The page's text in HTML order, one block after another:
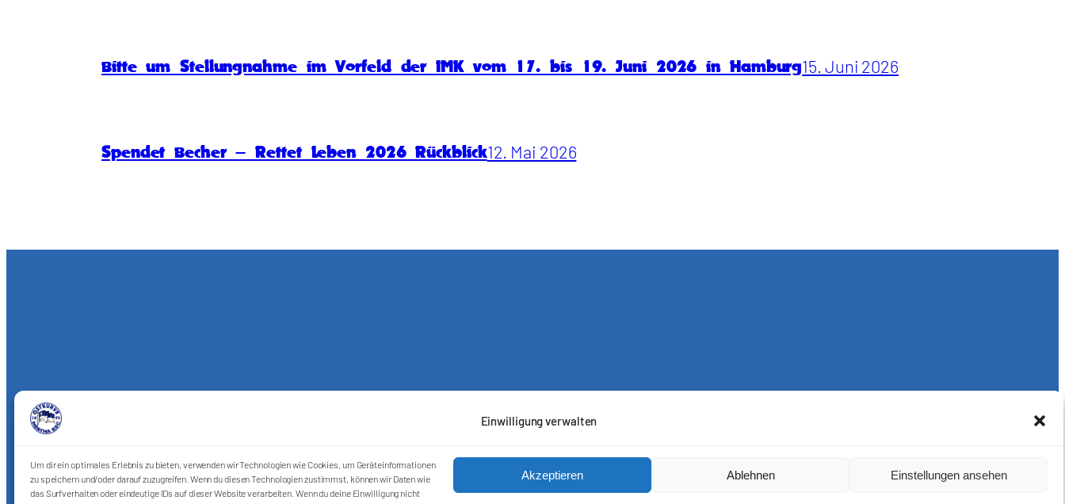
Einwilligung verwalten
Um dir ein optimales Erlebnis zu bieten, verwenden wir Technologien wie Cookies, um Geräteinformationen
zu speichern und/oder darauf zuzugreifen. Wenn du diesen Technologien zustimmst, können wir Daten wie
das Surfverhalten oder eindeutige IDs auf dieser Website verarbeiten. Wenn du deine Einwilligung nicht
Akzeptieren Ablehnen Einstellungen ansehen
Bitte um Stellungnahme im Vorfeld der IMK vom 17. bis 19. Juni 2026 in Hamburg15. Juni 2026
Spendet Becher – Rettet Leben 2026 Rückblick12. Mai 2026
Cookie-Richtlinie (EU)
Datenschutzerklärung
Supporters Karlsruhe